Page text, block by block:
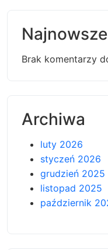
Brak komentarzy
Archiwa
luty 2026
styczeń 2026
grudzień 2025
listopad 2025
październik